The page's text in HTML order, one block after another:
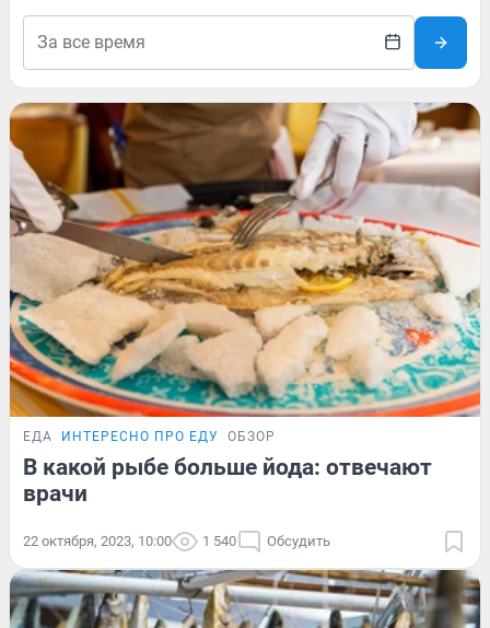
ЕДА ИНТЕРЕСНО ПРО ЕДУ ОБЗОР
В какой рыбе больше йода: отвечают
врачи
22 октября, 2023, 10:00 1 540 Обсудить